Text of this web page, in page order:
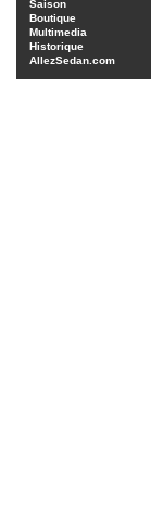
Saison
Boutique
Multimedia
Historique
AllezSedan.com